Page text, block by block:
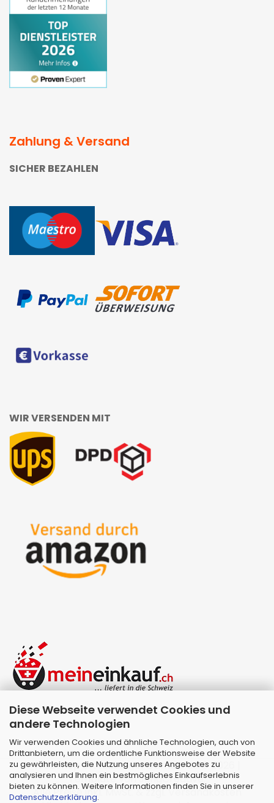
Diese Webseite verwendet Cookies und
andere Technologien
Wir verwenden Cookies und ähnliche Technologien, auch von
Drittanbietern, um die ordentliche Funktionsweise der Website
zu gewährleisten, die Nutzung unseres Angebotes zu
analysieren und Ihnen ein bestmögliches Einkaufserlebnis
bieten zu können. Weitere Informationen finden Sie in unserer
Datenschutzerklärung.
Zahlung & Versand
SICHER BEZAHLEN
WIR VERSENDEN MIT
Webshop erstellenmit Gambio.de © 2026 |
Template vonJungCreative.
Alle Preise inkl. MwSt. & zzgl. Versandkosten